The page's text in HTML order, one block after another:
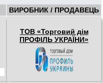
ВИРОБНИК / ПРОДАВЕЦЬ
ТОВ «Торговий дім
ПРОФІЛЬ УКРАЇНИ»